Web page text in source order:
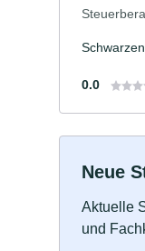
0.0
Neue
Aktuelle
und